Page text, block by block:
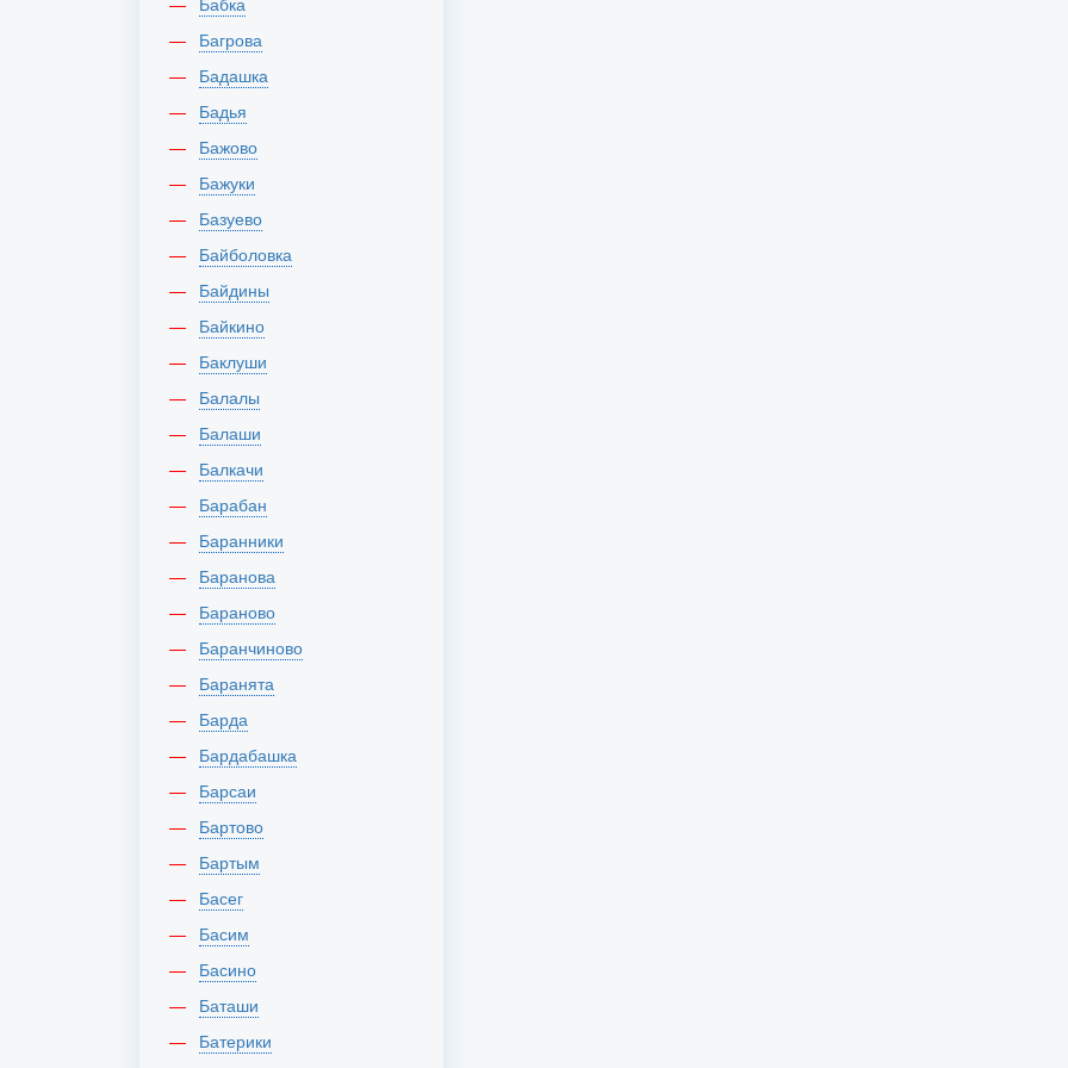
Багрова
Бадашка
Бадья
Бажово
Бажуки
Базуево
Байболовка
Байдины
Байкино
Баклуши
Балалы
Балаши
Балкачи
Барабан
Баранники
Баранова
Бараново
Баранчиново
Баранята
Барда
Бардабашка
Барсаи
Бартово
Бартым
Басег
Басим
Басино
Баташи
Батерики